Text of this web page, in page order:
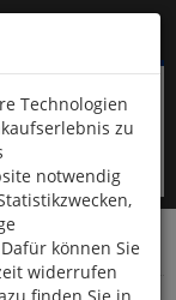
Technologien
zu
notwendig
können Sie
widerrufen